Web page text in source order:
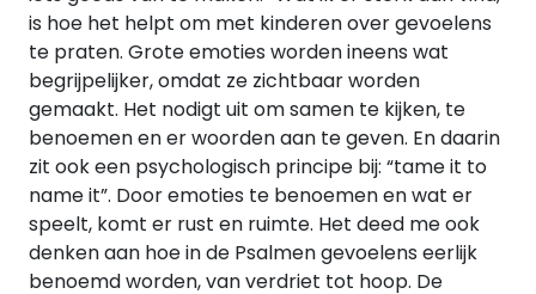
is hoe het helpt om met kinderen over gevoelens
te praten. Grote emoties worden ineens wat
begrijpelijker, omdat ze zichtbaar worden
gemaakt. Het nodigt uit om samen te kijken, te
benoemen en er woorden aan te geven. En daarin
zit ook een psychologisch principe bij: “tame it to
name it”. Door emoties te benoemen en wat er
speelt, komt er rust en ruimte. Het deed me ook
denken aan hoe in de Psalmen gevoelens eerlijk
benoemd worden, van verdriet tot hoop. De